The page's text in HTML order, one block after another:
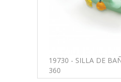
19730 - SILLA DE
360